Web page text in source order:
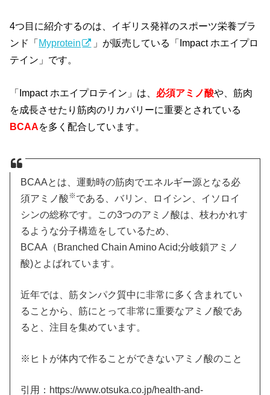
4つ目に紹介するのは、イギリス発祥のスポーツ栄養ブラ
ンド「 Myprotein
」が販売している「Impact ホエイプロ
テイン」です。
「Impact ホエイプロテイン」は、 必須アミノ酸や、筋肉
を成長させたり筋肉のリカバリーに重要とされている
BCAAを多く配合しています。
BCAAとは、運動時の筋肉でエネルギー源となる必
須アミノ酸※である、バリン、ロイシン、イソロイ
シンの総称です。この3つのアミノ酸は、枝わかれす
るような分子構造をしているため、
BCAA（Branched Chain Amino Acid;分岐鎖アミノ
酸)とよばれています。
近年では、筋タンパク質中に非常に多く含まれてい
ることから、筋にとって非常に重要なアミノ酸であ
ると、注目を集めています。
※ヒトが体内で作ることができないアミノ酸のこと
引用：https://www.otsuka.co.jp/health-and-